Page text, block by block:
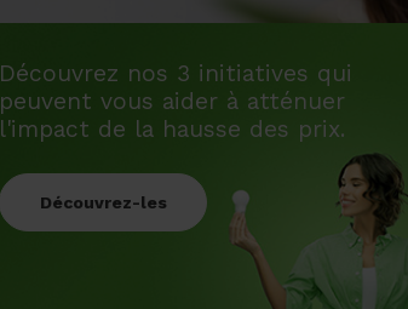
Découvrez nos 3 initiatives qui
peuvent vous aider à atténuer
l'impact de la hausse des prix.
Découvrez-les